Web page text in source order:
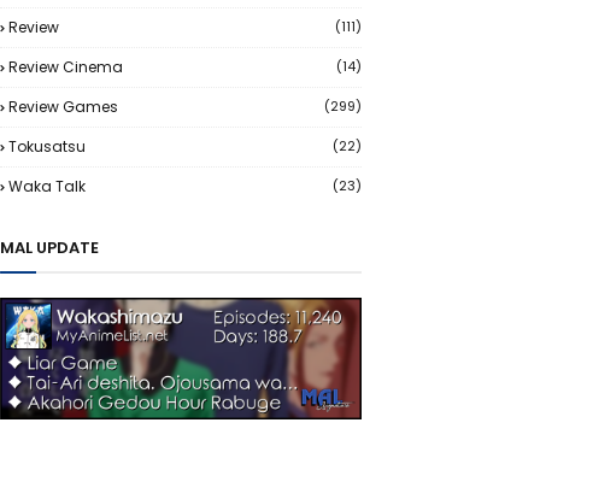
Review (111)
Review Cinema (14)
Review Games (299)
Tokusatsu (22)
Waka Talk (23)
MAL UPDATE